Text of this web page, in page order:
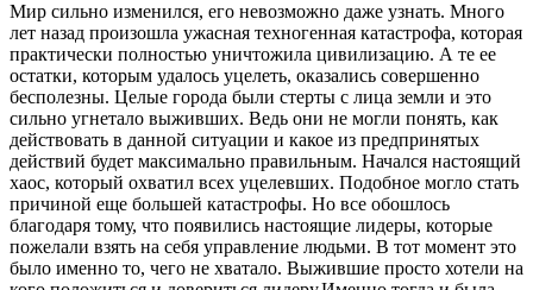
Мир сильно изменился, его невозможно даже узнать. Много
лет назад произошла ужасная техногенная катастрофа, которая
практически полностью уничтожила цивилизацию. А те ее
остатки, которым удалось уцелеть, оказались совершенно
бесполезны. Целые города были стерты с лица земли и это
сильно угнетало выживших. Ведь они не могли понять, как
действовать в данной ситуации и какое из предпринятых
действий будет максимально правильным. Начался настоящий
хаос, который охватил всех уцелевших. Подобное могло стать
причиной еще большей катастрофы. Но все обошлось
благодаря тому, что появились настоящие лидеры, которые
пожелали взять на себя управление людьми. В тот момент это
было именно то, чего не хватало. Выжившие просто хотели на